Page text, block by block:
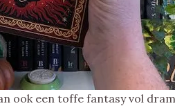
ook een toffe fantasy vol